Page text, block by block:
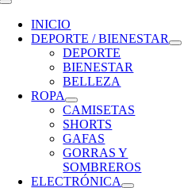
Toggle
Navigation
INICIO
DEPORTE / BIENESTAR
DEPORTE
BIENESTAR
BELLEZA
ROPA
CAMISETAS
SHORTS
GAFAS
GORRAS Y
SOMBREROS
ELECTRÓNICA